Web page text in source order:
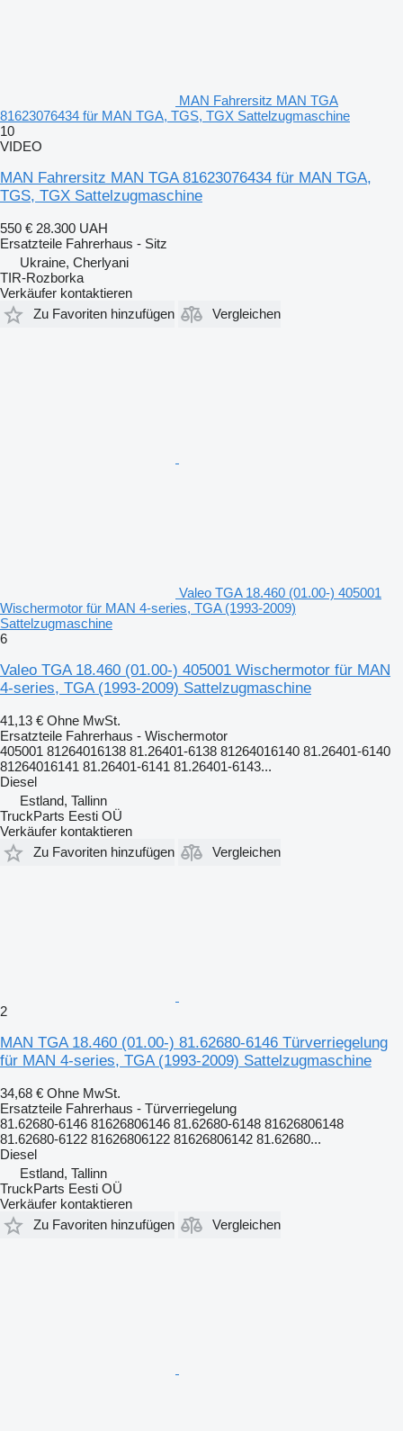
MAN Fahrersitz MAN TGA
81623076434 für MAN TGA, TGS, TGX Sattelzugmaschine
10
VIDEO
MAN Fahrersitz MAN TGA 81623076434 für MAN TGA,
TGS, TGX Sattelzugmaschine
550 € 28.300 UAH
Ersatzteile Fahrerhaus - Sitz
Ukraine, Cherlyani
TIR-Rozborka
Verkäufer kontaktieren
Zu Favoriten hinzufügen
Vergleichen
Valeo TGA 18.460 (01.00-) 405001
Wischermotor für MAN 4-series, TGA (1993-2009)
Sattelzugmaschine
6
Valeo TGA 18.460 (01.00-) 405001 Wischermotor für MAN
4-series, TGA (1993-2009) Sattelzugmaschine
41,13 € Ohne MwSt.
Ersatzteile Fahrerhaus - Wischermotor
405001 81264016138 81.26401-6138 81264016140 81.26401-6140
81264016141 81.26401-6141 81.26401-6143...
Diesel
Estland, Tallinn
TruckParts Eesti OÜ
Verkäufer kontaktieren
Zu Favoriten hinzufügen
Vergleichen
2
MAN TGA 18.460 (01.00-) 81.62680-6146 Türverriegelung
für MAN 4-series, TGA (1993-2009) Sattelzugmaschine
34,68 € Ohne MwSt.
Ersatzteile Fahrerhaus - Türverriegelung
81.62680-6146 81626806146 81.62680-6148 81626806148
81.62680-6122 81626806122 81626806142 81.62680...
Diesel
Estland, Tallinn
TruckParts Eesti OÜ
Verkäufer kontaktieren
Zu Favoriten hinzufügen
Vergleichen